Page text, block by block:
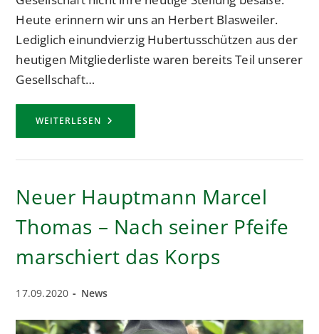
Heute erinnern wir uns an Herbert Blasweiler.
Lediglich einundvierzig Hubertusschützen aus der
heutigen Mitgliederliste waren bereits Teil unserer
Gesellschaft…
WEITERLESEN HERBERT
–
BEDEUTENDER
Neuer Hauptmann Marcel
Thomas – Nach seiner Pfeife
marschiert das Korps
Beitrag
17.09.2020
Beitrags-
News